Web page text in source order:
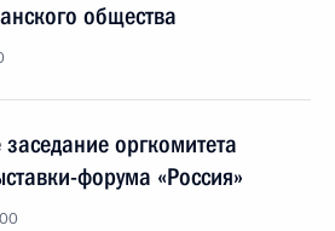
общества
оргкомитета
форума «Россия»